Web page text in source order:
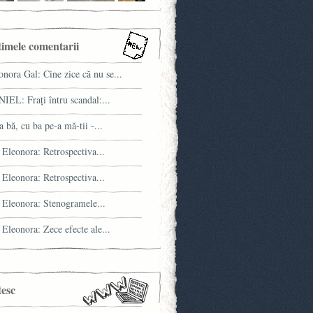
comentarii
Gal: Cine zice că nu se...
Fraţi întru scandal:...
bă, cu ba pe-a mă-tii -...
Retrospectiva...
Retrospectiva...
Stenogramele...
Zece efecte ale...